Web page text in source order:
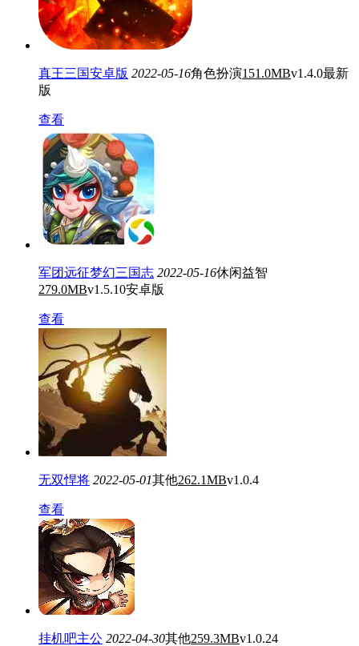
真王三国安卓版 2022-05-16角色扮演151.0MBv1.4.0最新
版
查看
军团远征梦幻三国志 2022-05-16休闲益智
279.0MBv1.5.10安卓版
查看
无双悍将 2022-05-01其他262.1MBv1.0.4
查看
挂机吧主公 2022-04-30其他259.3MBv1.0.24